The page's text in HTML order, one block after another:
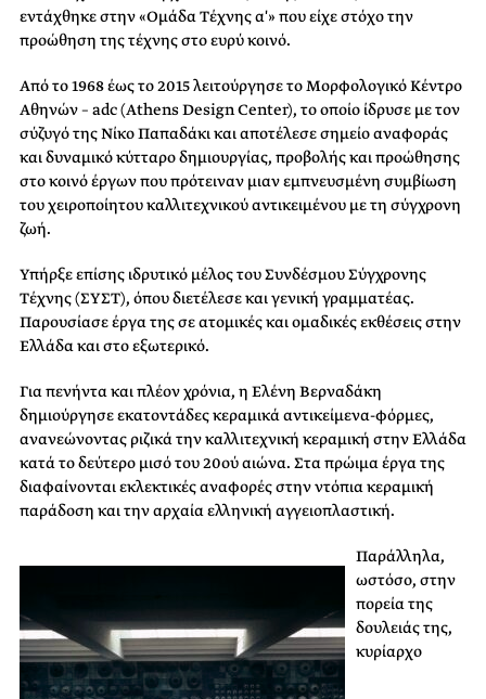
εντάχθηκε στην «Ομάδα Τέχνης α′» που είχε στόχο την
προώθηση της τέχνης στο ευρύ κοινό.
Από το 1968 έως το 2015 λειτούργησε το Μορφολογικό Κέντρο
Αθηνών – adc (Athens Design Center), το οποίο ίδρυσε με τον
σύζυγό της Νίκο Παπαδάκι και αποτέλεσε σημείο αναφοράς
και δυναμικό κύτταρο δημιουργίας, προβολής και προώθησης
στο κοινό έργων που πρότειναν μιαν εμπνευσμένη συμβίωση
του χειροποίητου καλλιτεχνικού αντικειμένου με τη σύγχρονη
ζωή.
Υπήρξε επίσης ιδρυτικό μέλος του Συνδέσμου Σύγχρονης
Τέχνης (ΣΥΣΤ), όπου διετέλεσε και γενική γραμματέας.
Παρουσίασε έργα της σε ατομικές και ομαδικές εκθέσεις στην
Ελλάδα και στο εξωτερικό.
Για πενήντα και πλέον χρόνια, η Ελένη Βερναδάκη
δημιούργησε εκατοντάδες κεραμικά αντικείμενα-φόρμες,
ανανεώνοντας ριζικά την καλλιτεχνική κεραμική στην Ελλάδα
κατά το δεύτερο μισό του 20ού αιώνα. Στα πρώιμα έργα της
διαφαίνονται εκλεκτικές αναφορές στην ντόπια κεραμική
παράδοση και την αρχαία ελληνική αγγειοπλαστική.
Παράλληλα,
ωστόσο, στην
πορεία της
δουλειάς της,
κυρίαρχο